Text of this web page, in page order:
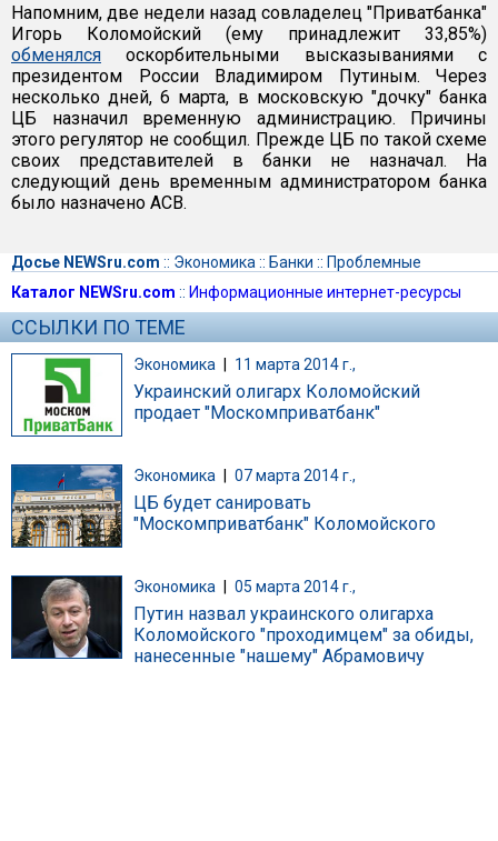
Напомним, две недели назад совладелец "Приватбанка"
Игорь Коломойский (ему принадлежит 33,85%)
обменялся оскорбительными высказываниями с
президентом России Владимиром Путиным. Через
несколько дней, 6 марта, в московскую "дочку" банка
ЦБ назначил временную администрацию. Причины
этого регулятор не сообщил. Прежде ЦБ по такой схеме
своих представителей в банки не назначал. На
следующий день временным администратором банка
было назначено АСВ.
Досье NEWSru.com :: Экономика :: Банки :: Проблемные
Каталог NEWSru.com :: Информационные интернет-ресурсы
ССЫЛКИ ПО ТЕМЕ
Экономика | 11 марта 2014 г.,
Украинский олигарх Коломойский
продает "Москомприватбанк"
Экономика 07 марта 2014 г.,
ЦБ будет санировать
"Москомприватбанк" Коломойского
Экономика 05 марта 2014 г.,
Путин назвал украинского олигарха
Коломойского "проходимцем" за обиды,
нанесенные "нашему" Абрамовичу